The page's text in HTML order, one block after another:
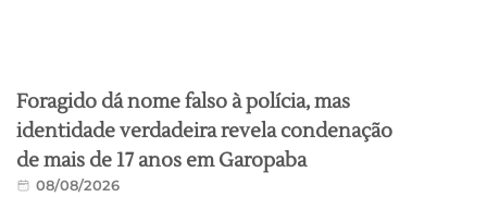
Foragido dá nome falso à polícia, mas
identidade verdadeira revela condenação
de mais de 17 anos em Garopaba
08/08/2026